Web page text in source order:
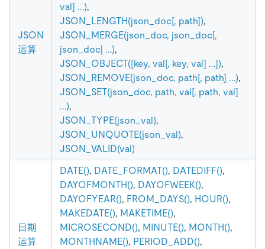
JSON
运算
val] ...),
JSON_LENGTH(json_doc[, path]),
JSON_MERGE(json_doc, json_doc[,
json_doc] ...),
JSON_OBJECT([key, val[, key, val] ...]),
JSON_REMOVE(json_doc, path[, path] ...),
JSON_SET(json_doc, path, val[, path, val]
...),
JSON_TYPE(json_val),
JSON_UNQUOTE(json_val),
JSON_VALID(val)
日期
运算
DATE(), DATE_FORMAT(), DATEDIFF(),
DAYOFMONTH(), DAYOFWEEK(),
DAYOFYEAR(), FROM_DAYS(), HOUR(),
MAKEDATE(), MAKETIME(),
MICROSECOND(), MINUTE(), MONTH(),
MONTHNAME(), PERIOD_ADD(),